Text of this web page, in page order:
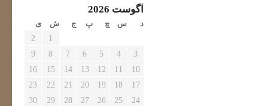
آگوست 2026
د س چ پ ج ش ی
1
2
3
4
5
6
7
8
9
10
11
12
13
14
15
16
17
18
19
20
21
22
23
24
25
26
27
28
29
30